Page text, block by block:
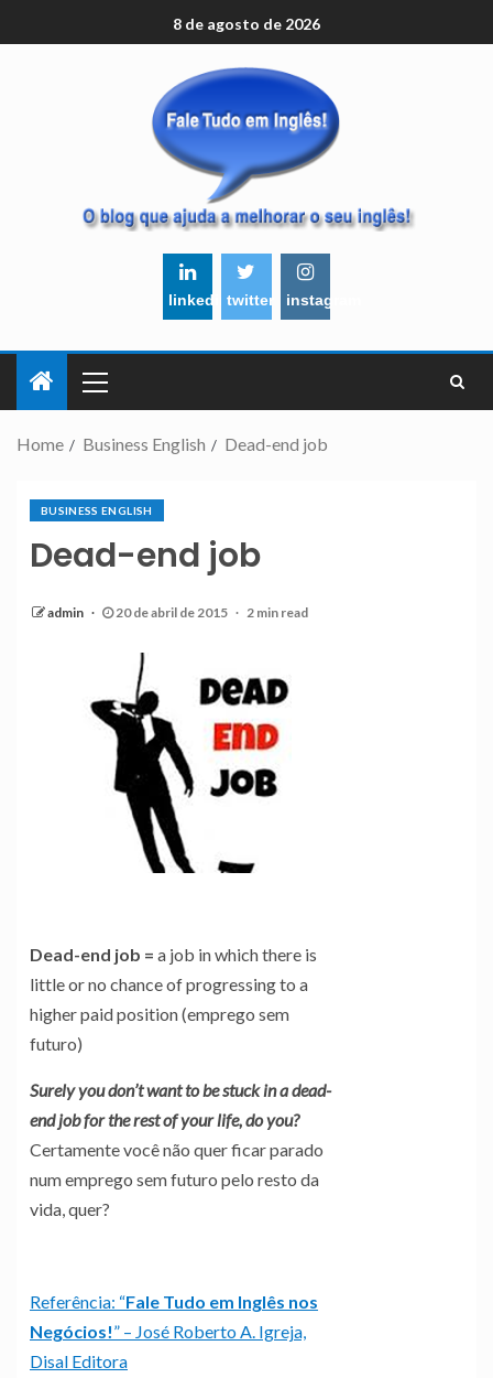
8 de agosto de 2026
linkedintwitter instagram
Home Business English Dead-end job
BUSINESS ENGLISH
Dead-end job
admin 20 de abril de 2015 2 min read
Dead-end job = a job in which there is
little or no chance of progressing to a
higher paid position (emprego sem
futuro)
Surely you don’t want to be stuck in a dead-
end job for the rest of your life, do you?
Certamente você não quer ficar parado
num emprego sem futuro pelo resto da
vida, quer?
Referência: “Fale Tudo em Inglês nos
Negócios!” – José Roberto A. Igreja,
Disal Editora